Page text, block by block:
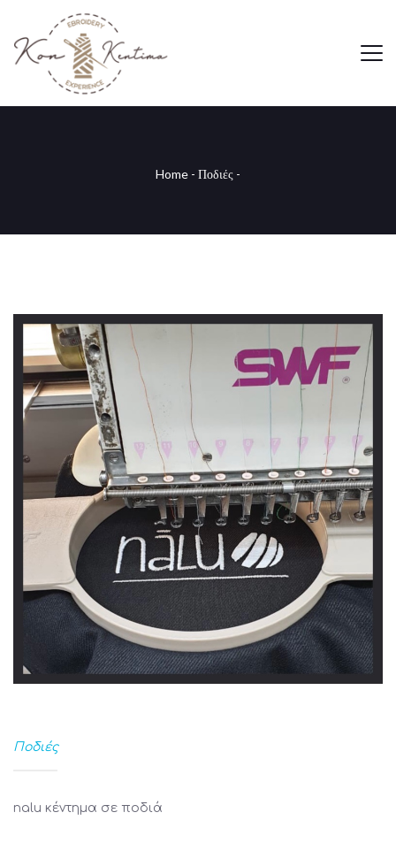
Home - Ποδιές -
Ποδιές
nalu κέντημα σε ποδιά